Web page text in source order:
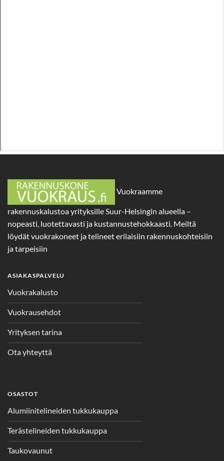
Vuokraamme
rakennuskalustoa yrityksille Suur-Helsingin alueella –
nopeasti, luotettavasti ja kustannustehokkaasti. Meiltä
löydät vuokrakoneet ja telineet erilaisiin rakennuskohteisiin
ja tarpeisiin
ASIAKASPALVELU
Vuokrakalusto
Vuokrausehdot
Yrityksen tarina
Ota yhteyttä
OSASTOT
Alumiinitelineiden tukkukauppa
Terästelineiden tukkukauppa
Taukovaunut